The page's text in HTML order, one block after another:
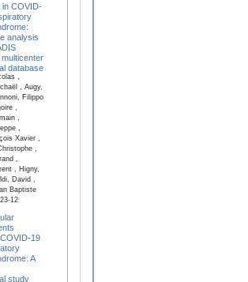
in COVID-
analysis
database
,
, Augy,
Filippo
,
,
,
Xavier ,
,
,
, Higny,
David ,
Baptiste
12
19
A
study